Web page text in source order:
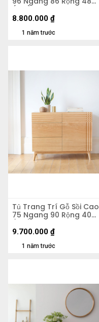
(cm)
1 năm trước
8.800.000 ₫
Tủ Trang Trí Gỗ Sồi Cao
75 Ngang 90 Rộng 40
(cm)
1 năm trước
9.700.000 ₫